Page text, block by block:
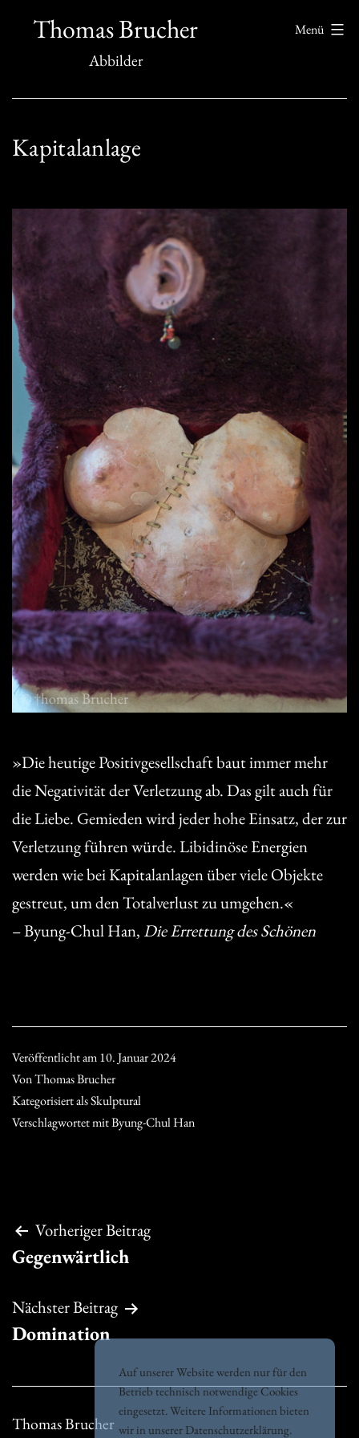
InhaltThomas Brucher
Abbilder
Menü
Kapitalanlage
»Die heutige Positivgesellschaft baut immer mehr
die Negativität der Verletzung ab. Das gilt auch für
die Liebe. Gemieden wird jeder hohe Einsatz, der zur
Verletzung führen würde. Libidinöse Energien
werden wie bei Kapitalanlagen über viele Objekte
gestreut, um den Totalverlust zu umgehen.«
– Byung-Chul Han,Die Errettung des Schönen
Veröffentlicht am10. Januar 2024
VonThomas Brucher
Kategorisiert alsSkulptural
Verschlagwortet mitByung-Chul Han
Beitragsnavigation
Vorheriger Beitrag
Gegenwärtlich
Nächster Beitrag
Domination
Thomas Brucher
Auf unserer Website werden nur für den
Betrieb technisch notwendige Cookies
eingesetzt. Weitere Informationen bieten
wir in unserer Datenschutzerklärung.